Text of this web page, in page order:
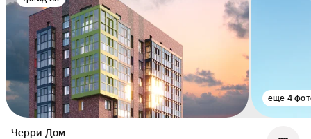
ещё 4
Черри-Дом